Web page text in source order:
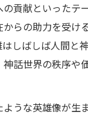
貢献といったテ
らの助力を受け
しばしば人間と
話世界の秩序や
うな英雄像が生